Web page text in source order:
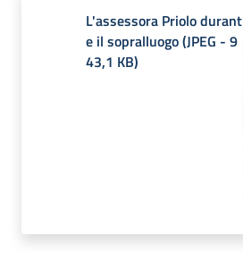
L'assessora Priolo durant
e il sopralluogo(JPEG - 9
43,1 KB)